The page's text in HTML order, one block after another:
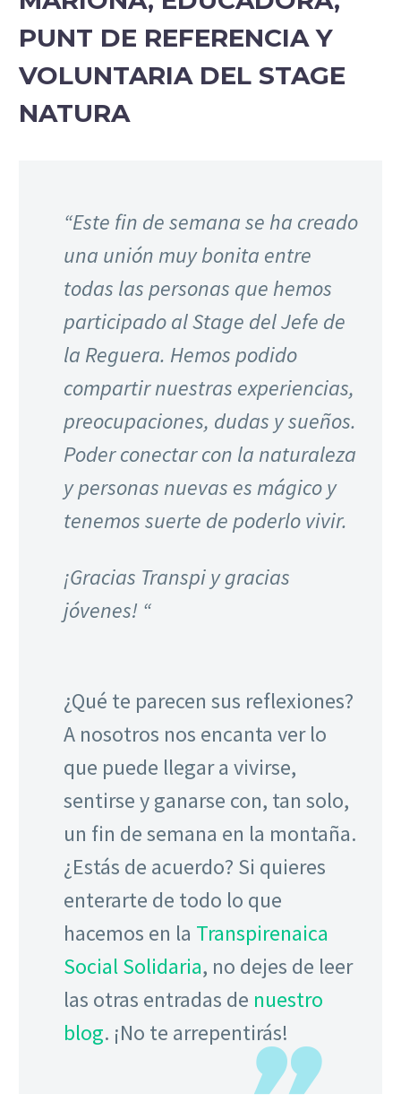
PUNT DE REFERENCIA Y
VOLUNTARIA DEL STAGE
NATURA
“Este fin de semana se ha creado
una unión muy bonita entre
todas las personas que hemos
participado al Stage del Jefe de
la Reguera. Hemos podido
compartir nuestras experiencias,
preocupaciones, dudas y sueños.
Poder conectar con la naturaleza
y personas nuevas es mágico y
tenemos suerte de poderlo vivir.
¡Gracias Transpi y gracias
jóvenes! “
¿Qué te parecen sus reflexiones?
A nosotros nos encanta ver lo
que puede llegar a vivirse,
sentirse y ganarse con, tan solo,
un fin de semana en la montaña.
¿Estás de acuerdo? Si quieres
enterarte de todo lo que
hacemos en la Transpirenaica
Social Solidaria, no dejes de leer
las otras entradas de nuestro
blog. ¡No te arrepentirás!